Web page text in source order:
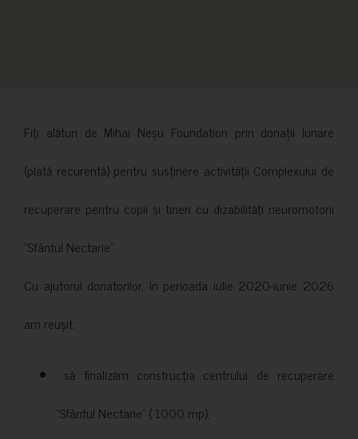
Fiți alături de Mihai Neșu Foundation prin donații lunare
(plată recurentă) pentru susținere activității Complexului de
recuperare pentru copii și tineri cu dizabilități neuromotorii
”Sfântul Nectarie”.
Cu ajutorul donatorilor, în perioada iulie 2020-iunie 2026
am reușit:
să finalizăm construcția centrului de recuperare
”Sfântul Nectarie” ( 1000 mp);